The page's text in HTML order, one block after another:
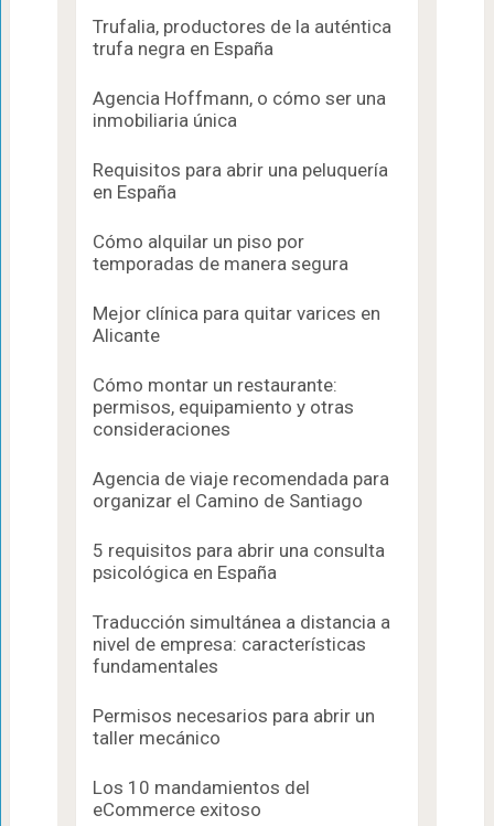
Trufalia, productores de la auténtica
trufa negra en España
Agencia Hoffmann, o cómo ser una
inmobiliaria única
Requisitos para abrir una peluquería
en España
Cómo alquilar un piso por
temporadas de manera segura
Mejor clínica para quitar varices en
Alicante
Cómo montar un restaurante:
permisos, equipamiento y otras
consideraciones
Agencia de viaje recomendada para
organizar el Camino de Santiago
5 requisitos para abrir una consulta
psicológica en España
Traducción simultánea a distancia a
nivel de empresa: características
fundamentales
Permisos necesarios para abrir un
taller mecánico
Los 10 mandamientos del
eCommerce exitoso